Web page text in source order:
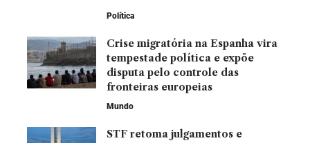
Política
Crise migratória na Espanha vira
tempestade política e expõe
disputa pelo controle das
fronteiras europeias
Mundo
STF retoma julgamentos e